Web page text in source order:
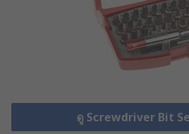
ดู Screwdriver Bit